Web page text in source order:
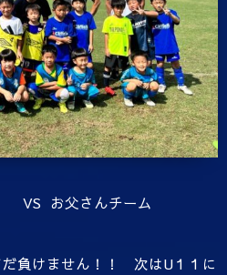
お父さんチーム
負けません！！ 次はU１１に